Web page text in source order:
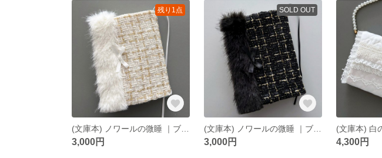
残り1点
3,000円
SOLD OUT
(文庫本) ノワールの微睡 ｜ブックカバー ｜ブラック
3,000円 4,300円